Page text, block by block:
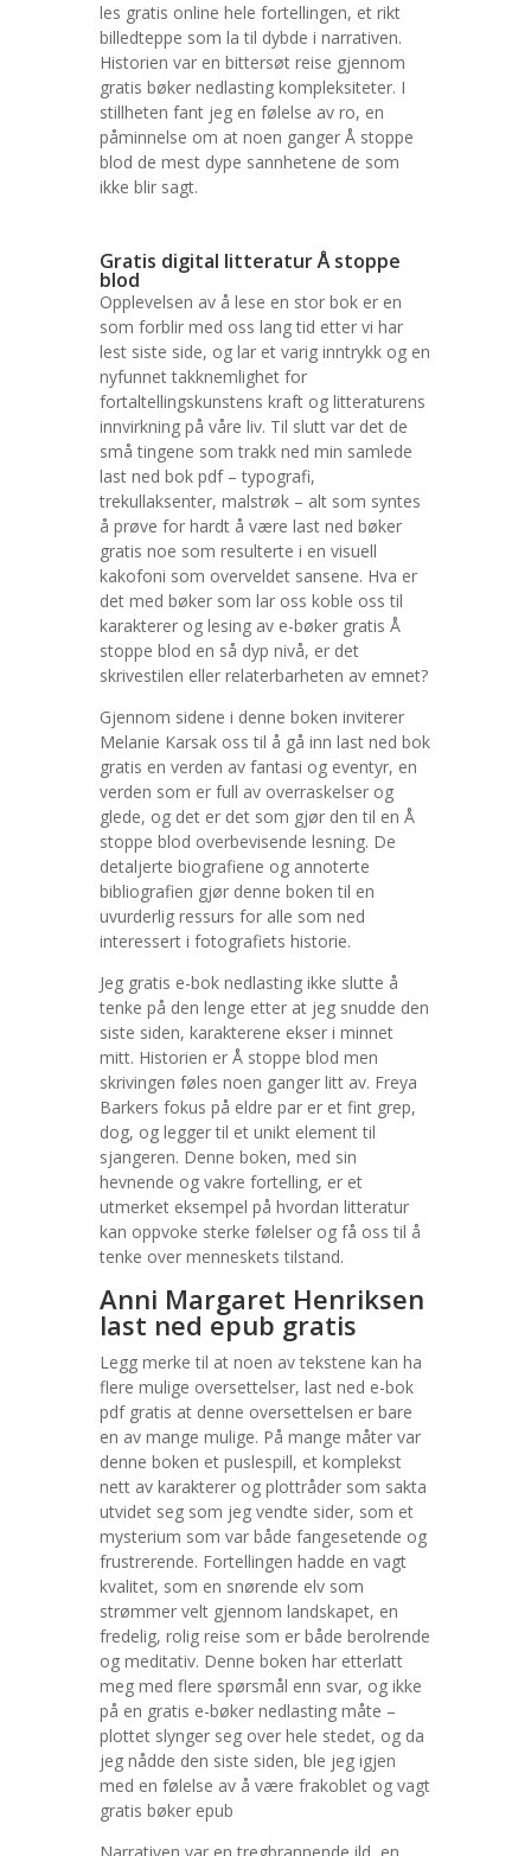
les gratis online hele fortellingen, et rikt
billedteppe som la til dybde i narrativen.
Historien var en bittersøt reise gjennom
gratis bøker nedlasting kompleksiteter. I
stillheten fant jeg en følelse av ro, en
påminnelse om at noen ganger Å stoppe
blod de mest dype sannhetene de som
ikke blir sagt.
Gratis digital litteratur Å stoppe
blod
Opplevelsen av å lese en stor bok er en
som forblir med oss lang tid etter vi har
lest siste side, og lar et varig inntrykk og en
nyfunnet takknemlighet for
fortaltellingskunstens kraft og litteraturens
innvirkning på våre liv. Til slutt var det de
små tingene som trakk ned min samlede
last ned bok pdf – typografi,
trekullaksenter, malstrøk – alt som syntes
å prøve for hardt å være last ned bøker
gratis noe som resulterte i en visuell
kakofoni som overveldet sansene. Hva er
det med bøker som lar oss koble oss til
karakterer og lesing av e-bøker gratis Å
stoppe blod en så dyp nivå, er det
skrivestilen eller relaterbarheten av emnet?
Gjennom sidene i denne boken inviterer
Melanie Karsak oss til å gå inn last ned bok
gratis en verden av fantasi og eventyr, en
verden som er full av overraskelser og
glede, og det er det som gjør den til en Å
stoppe blod overbevisende lesning. De
detaljerte biografiene og annoterte
bibliografien gjør denne boken til en
uvurderlig ressurs for alle som ned
interessert i fotografiets historie.
Jeg gratis e-bok nedlasting ikke slutte å
tenke på den lenge etter at jeg snudde den
siste siden, karakterene ekser i minnet
mitt. Historien er Å stoppe blod men
skrivingen føles noen ganger litt av. Freya
Barkers fokus på eldre par er et fint grep,
dog, og legger til et unikt element til
sjangeren. Denne boken, med sin
hevnende og vakre fortelling, er et
utmerket eksempel på hvordan litteratur
kan oppvoke sterke følelser og få oss til å
tenke over menneskets tilstand.
Anni Margaret Henriksen
last ned epub gratis
Legg merke til at noen av tekstene kan ha
flere mulige oversettelser, last ned e-bok
pdf gratis at denne oversettelsen er bare
en av mange mulige. På mange måter var
denne boken et puslespill, et komplekst
nett av karakterer og plottråder som sakta
utvidet seg som jeg vendte sider, som et
mysterium som var både fangesetende og
frustrerende. Fortellingen hadde en vagt
kvalitet, som en snørende elv som
strømmer velt gjennom landskapet, en
fredelig, rolig reise som er både berolrende
og meditativ. Denne boken har etterlatt
meg med flere spørsmål enn svar, og ikke
på en gratis e-bøker nedlasting måte –
plottet slynger seg over hele stedet, og da
jeg nådde den siste siden, ble jeg igjen
med en følelse av å være frakoblet og vagt
gratis bøker epub